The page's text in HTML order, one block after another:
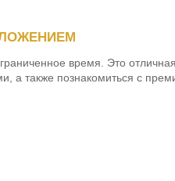
время. Это
а также познакомиться с